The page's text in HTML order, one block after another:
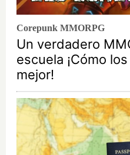
Corepunk MMORPG
Un verdadero
escuela ¡Cómo
mejor!